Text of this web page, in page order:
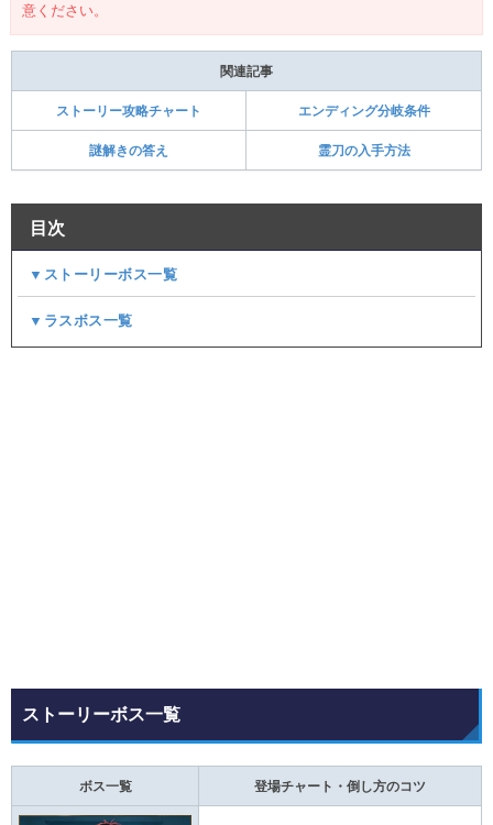
意ください。
関連記事
ストーリー攻略チャート エンディング分岐条件
謎解きの答え 霊刀の入手方法
目次
▼ストーリーボス一覧
▼ラスボス一覧
ストーリーボス一覧
ボス一覧 登場チャート・倒し方のコツ